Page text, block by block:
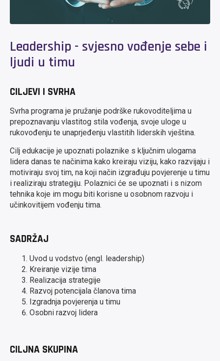
Leadership - svjesno vođenje sebe i
ljudi u timu
CILJEVI I SVRHA
Svrha programa je pružanje podrške rukovoditeljima u
prepoznavanju vlastitog stila vođenja, svoje uloge u
rukovođenju te unaprjeđenju vlastitih liderskih vještina.
Cilj edukacije je upoznati polaznike s ključnim ulogama
lidera danas te načinima kako kreiraju viziju, kako razvijaju i
motiviraju svoj tim, na koji način izgrađuju povjerenje u timu
i realiziraju strategiju. Polaznici će se upoznati i s nizom
tehnika koje im mogu biti korisne u osobnom razvoju i
učinkovitijem vođenju tima.
SADRŽAJ
Uvod u vodstvo (engl. leadership)
Kreiranje vizije tima
Realizacija strategije
Razvoj potencijala članova tima
Izgradnja povjerenja u timu
Osobni razvoj lidera
CILJNA SKUPINA